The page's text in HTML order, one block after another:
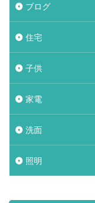
ブログ
住宅
子供
家電
洗面
照明